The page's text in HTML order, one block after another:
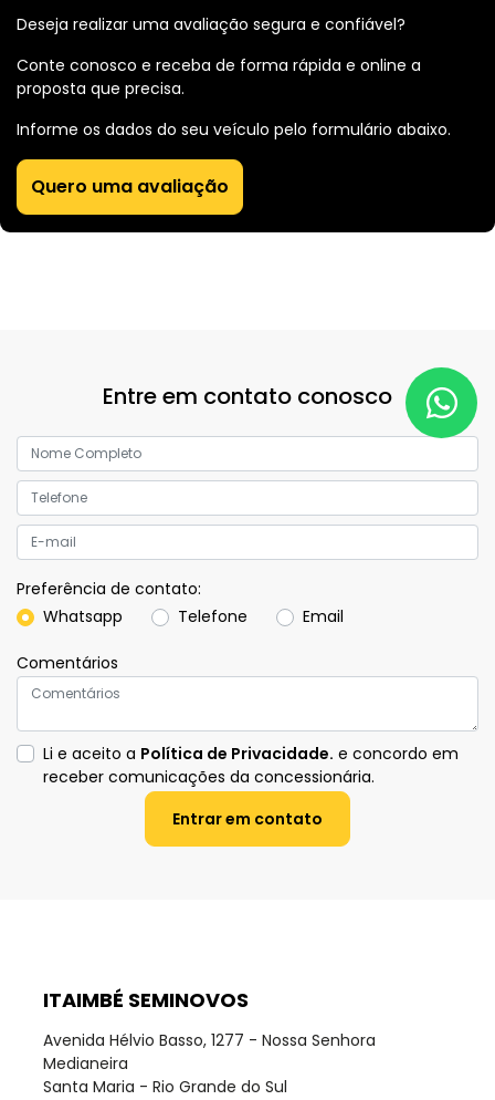
Deseja realizar uma avaliação segura e confiável?
Conte conosco e receba de forma rápida e online a
proposta que precisa.
Informe os dados do seu veículo pelo formulário abaixo.
Quero uma avaliação
Entre em contato conosco
Preferência de contato:
Whatsapp
Telefone Email
Comentários
Li e aceito a Política de Privacidade. e concordo em
receber comunicações da concessionária.
Entrar em contato
ITAIMBÉ SEMINOVOS
Avenida Hélvio Basso, 1277 - Nossa Senhora
Medianeira
Santa Maria - Rio Grande do Sul